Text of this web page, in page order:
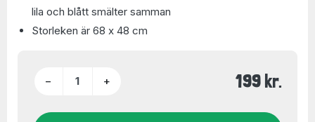
lila och blått smälter samman
Storleken är 68 x 48 cm
− + 199 kr.